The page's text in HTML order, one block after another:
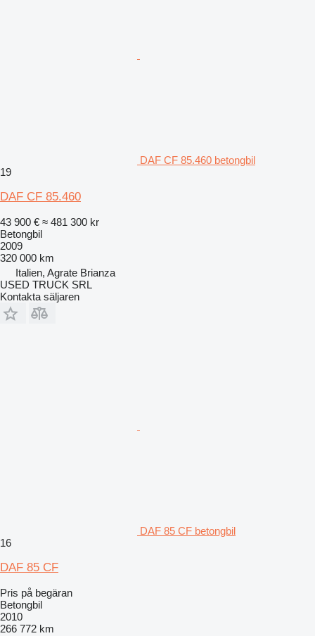
DAF CF 85.460 betongbil
19
DAF CF 85.460
43 900 € ≈ 481 300 kr
Betongbil
2009
320 000 km
Italien, Agrate Brianza
USED TRUCK SRL
Kontakta säljaren
DAF 85 CF betongbil
16
DAF 85 CF
Pris på begäran
Betongbil
2010
266 772 km